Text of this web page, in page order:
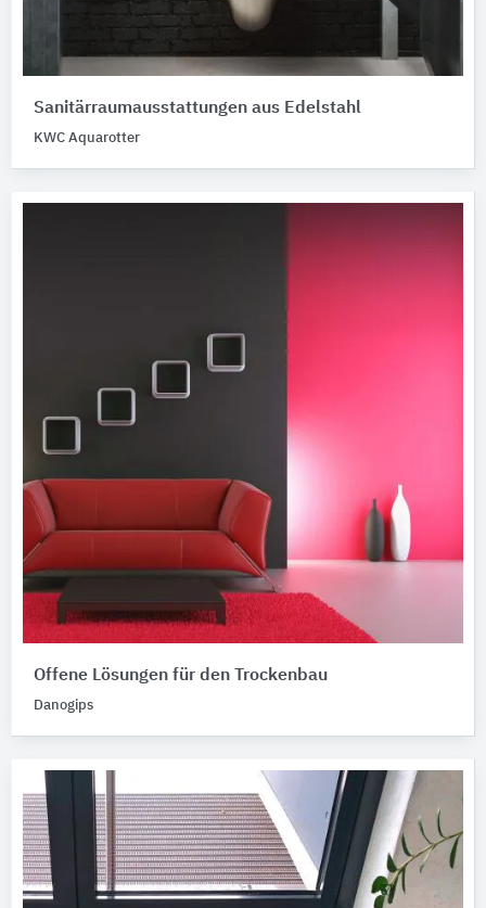
Sanitärraumausstattungen aus Edelstahl
KWC Aquarotter
Offene Lösungen für den Trockenbau
Danogips